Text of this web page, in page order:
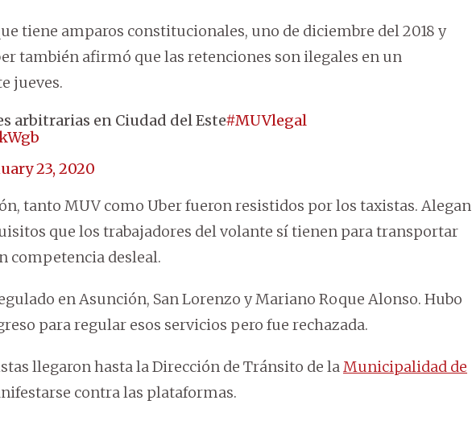
tiene amparos constitucionales, uno de diciembre del 2018 y
también afirmó que las retenciones son ilegales en un
jueves.
arbitrarias en Ciudad del Este#MUVlegal
23, 2020
tanto MUV como Uber fueron resistidos por los taxistas. Alegan
que los trabajadores del volante sí tienen para transportar
competencia desleal.
en Asunción, San Lorenzo y Mariano Roque Alonso. Hubo
para regular esos servicios pero fue rechazada.
llegaron hasta la Dirección de Tránsito de laMunicipalidad de
contra las plataformas.